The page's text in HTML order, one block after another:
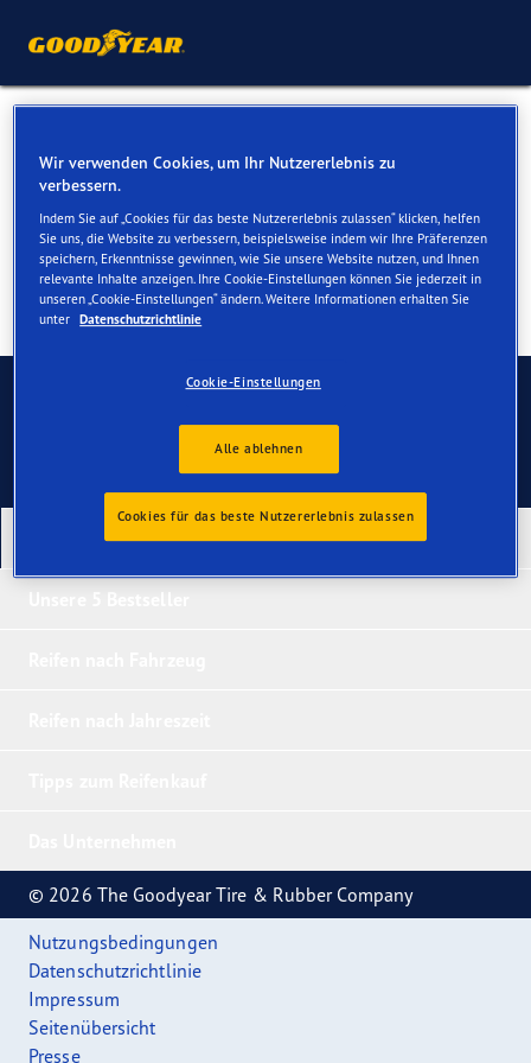
Rover Evoque
Kontaktieren Sie uns
Unsere neuesten Produkte
© 2026 The Goodyear Tire & Rubber Company
Nutzungsbedingungen
Datenschutzrichtlinie
Impressum
Seitenübersicht
Presse
Wir verwenden Cookies, um Ihr Nutzererlebnis zu
verbessern.
Indem Sie auf „Cookies für das beste Nutzererlebnis zulassen“ klicken, helfen
Sie uns, die Website zu verbessern, beispielsweise indem wir Ihre Präferenzen
speichern, Erkenntnisse gewinnen, wie Sie unsere Website nutzen, und Ihnen
relevante Inhalte anzeigen. Ihre Cookie-Einstellungen können Sie jederzeit in
unseren „Cookie-Einstellungen“ ändern. Weitere Informationen erhalten Sie
unter Datenschutzrichtlinie
Cookie-Einstellungen
Alle ablehnen
Cookies für das beste Nutzererlebnis zulassen